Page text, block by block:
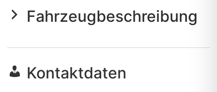
Fahrzeugbeschreibung
Kontaktdaten